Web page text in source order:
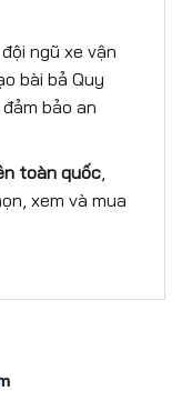
ngũ xe vận
bài bả Quy
bảo an
n toàn quốc,
xem và mua